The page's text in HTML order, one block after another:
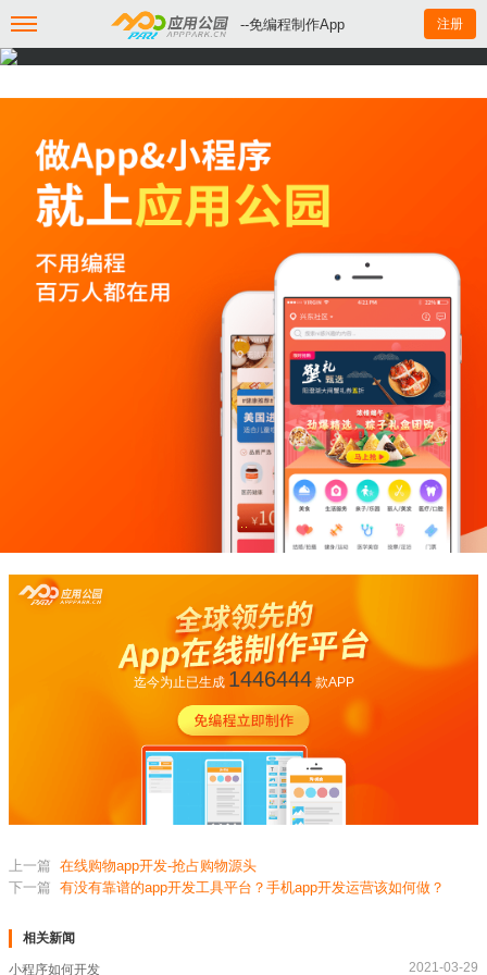
--免编程制作App 注册
迄今为止已生成 1446444款APP
上一篇 在线购物app开发-抢占购物源头
下一篇 有没有靠谱的app开发工具平台？手机app开发运营该如何做？
相关新闻
小程序如何开发 2021-03-29